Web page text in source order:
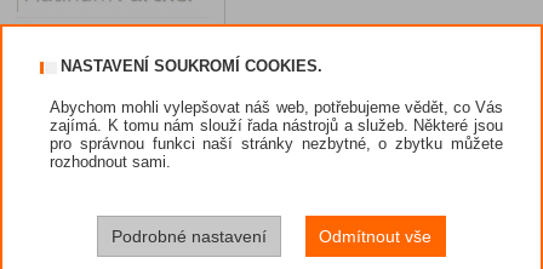
NASTAVENÍ SOUKROMÍ COOKIES.
Abychom mohli vylepšovat náš web, potřebujeme vědět, co Vás
zajímá. K tomu nám slouží řada nástrojů a služeb. Některé jsou
pro správnou funkci naší stránky nezbytné, o zbytku můžete
rozhodnout sami.
Podrobné nastavení Odmítnout vše